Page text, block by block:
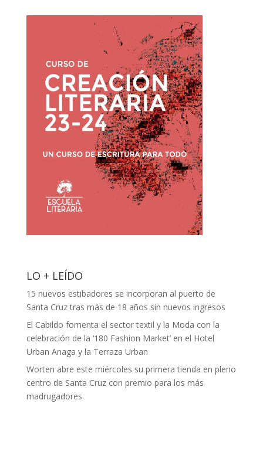
LO + LEÍDO
15 nuevos estibadores se incorporan al puerto de
Santa Cruz tras más de 18 años sin nuevos ingresos
El Cabildo fomenta el sector textil y la Moda con la
celebración de la ‘180 Fashion Market’ en el Hotel
Urban Anaga y la Terraza Urban
Worten abre este miércoles su primera tienda en pleno
centro de Santa Cruz con premio para los más
madrugadores